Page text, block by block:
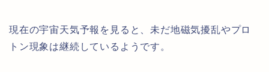
現在の宇宙天気予報を見ると、未だ地磁気擾乱やプロ
トン現象は継続しているようです。